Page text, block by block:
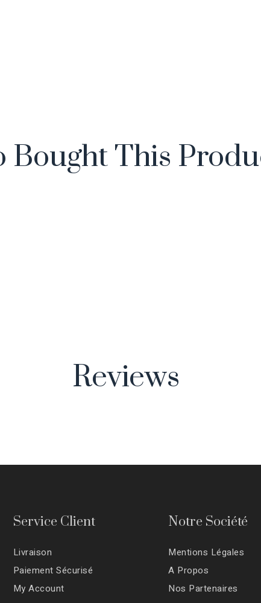
Bought This
Reviews
Notre Société
Mentions Légales
A Propos
Nos Partenaires
Service Client
Livraison
Paiement Sécurisé
My Account